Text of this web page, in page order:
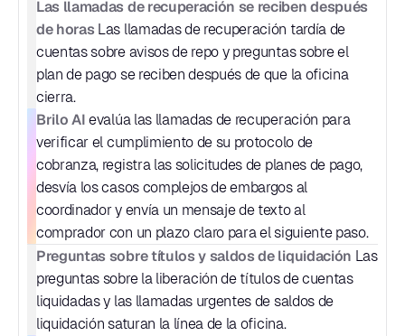
Las llamadas de recuperación se reciben después
de horas Las llamadas de recuperación tardía de
cuentas sobre avisos de repo y preguntas sobre el
plan de pago se reciben después de que la oficina
cierra.
Brilo AI evalúa las llamadas de recuperación para
verificar el cumplimiento de su protocolo de
cobranza, registra las solicitudes de planes de pago,
desvía los casos complejos de embargos al
coordinador y envía un mensaje de texto al
comprador con un plazo claro para el siguiente paso.
Preguntas sobre títulos y saldos de liquidación Las
preguntas sobre la liberación de títulos de cuentas
liquidadas y las llamadas urgentes de saldos de
liquidación saturan la línea de la oficina.